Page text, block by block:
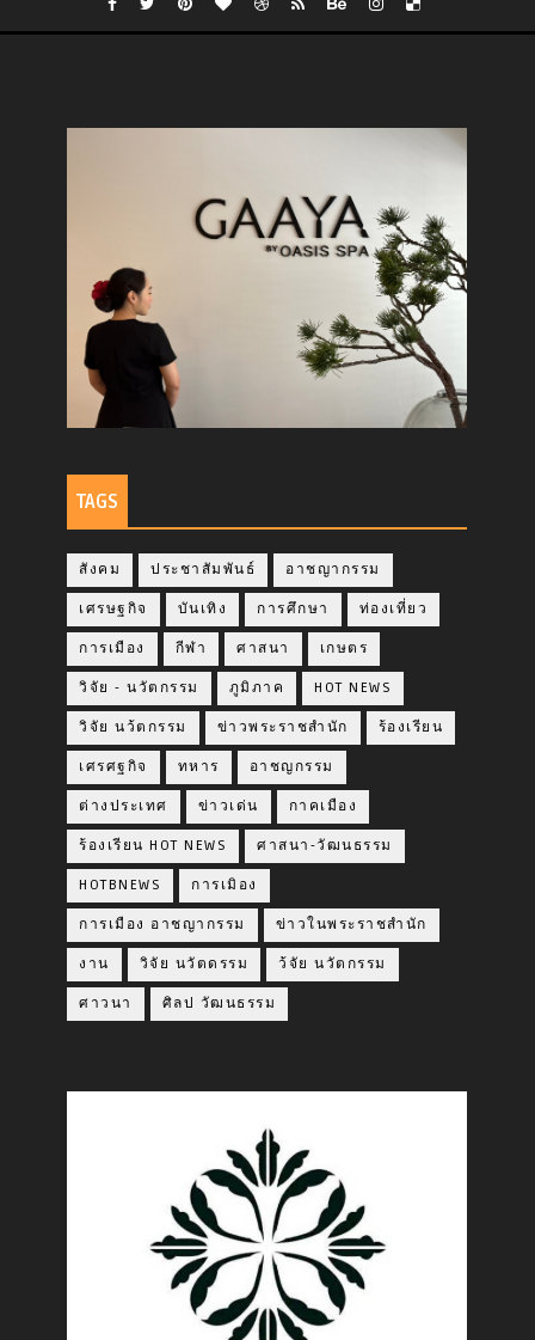
TAGS
สังคม ประชาสัมพันธ์ อาชญากรรม
เศรษฐกิจ บันเทิง การศึกษา ท่องเที่ยว
การเมือง กีฬา ศาสนา เกษตร
วิจัย - นวัตกรรม ภูมิภาค HOT NEWS
วิจัย นว้ตกรรม ข่าวพระราชสำนัก ร้องเรียน
เศรศฐกิจ ทหาร อาชญกรรม
ต่างประเทศ ข่าวเด่น กาคเมือง
ร้องเรียน HOT NEWS ศาสนา-วัฒนธรรม
HOTBNEWS การเมิอง
การเมือง อาชญากรรม ข่าวในพระราชสำนัก
งาน วิจัย นวัตดรรม ว้จัย นวัตกรรม
ศาวนา ศิลป วัฒนธรรม